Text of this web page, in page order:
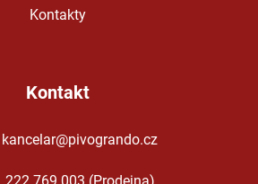
Kontakty
Kontakt
kancelar@pivogrando.cz